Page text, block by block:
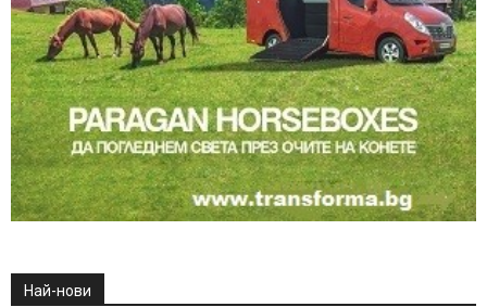
Най-нови